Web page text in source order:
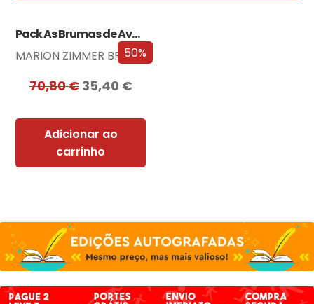
50%
Pack As Brumas de Avalon
MARION ZIMMER BRADLEY
70,80€ 35,40 €
Adicionar ao
carrinho